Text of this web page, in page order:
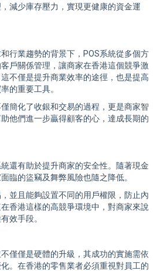
減少庫存壓力，實現更健康的資金運
行業趨勢的背景下，POS系統從多個方
戶關係管理，讓商家在香港這個競爭激
不僅是提升商業效率的途徑，也是提高
的重要工具。
簡化了收銀和交易的過程，更是商家智
他們進一步贏得顧客的心，達成長期的
還有助於提升商家的安全性。隨著現金
臨的盜竊及舞弊風險也隨之降低。
並且能夠設置不同的用戶權限，防止內
香港這樣的高競爭環境中，對商家來說
效手段。
僅僅是硬體的升級，其成功的實施需依
。在香港的零售業者必須重視對員工的